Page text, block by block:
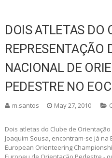
DOIS ATLETAS DO
REPRESENTAÇÃO
NACIONAL DE
PEDESTRE NO
m.santos May 27, 2010
Dois atletas do Clube de Orientação
Joaquim Sousa, encontram-se já
European Orienteering